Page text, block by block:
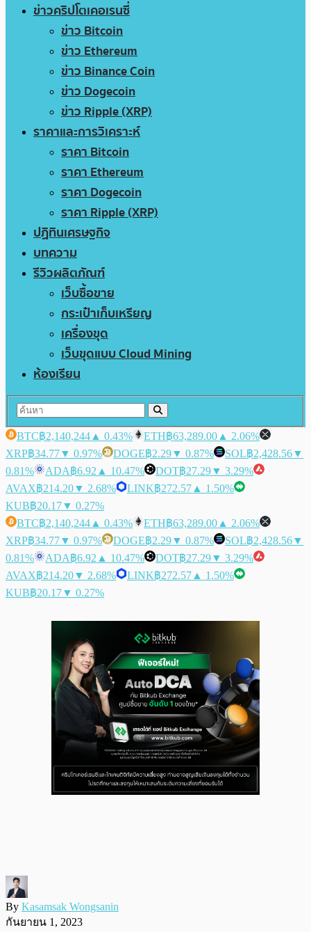
ข่าวคริปโตเคอเรนซี่
ข่าว Bitcoin
ข่าว Ethereum
ข่าว Binance Coin
ข่าว Dogecoin
ข่าว Ripple (XRP)
ราคาและการวิเคราะห์
ราคา Bitcoin
ราคา Ethereum
ราคา Dogecoin
ราคา Ripple (XRP)
ปฏิทินเศรษฐกิจ
บทความ
รีวิวผลิตภัณฑ์
เว็บซื้อขาย
กระเป๋าเก็บเหรียญ
เครื่องขุด
เว็บขุดแบบ Cloud Mining
ห้องเรียน
BTC฿2,140,244 ▲ 0.43% ETH฿63,289.00 ▲ 2.06%
XRP฿34.77▼ 0.97% DOGE฿2.29▼ 0.87% SOL฿2,428.56▼
0.81%
ADA฿6.92 ▲ 10.47% DOT฿27.29▼ 3.29%
AVAX฿214.20▼ 2.68% LINK฿272.57 ▲ 1.50%
KUB฿20.17▼ 0.27%
BTC฿2,140,244 ▲ 0.43% ETH฿63,289.00 ▲ 2.06%
XRP฿34.77▼ 0.97% DOGE฿2.29▼ 0.87% SOL฿2,428.56▼
0.81%
ADA฿6.92 ▲ 10.47% DOT฿27.29▼ 3.29%
AVAX฿214.20▼ 2.68% LINK฿272.57 ▲ 1.50%
KUB฿20.17▼ 0.27%
By Kasamsak Wongsanin
กันยายน 1, 2023